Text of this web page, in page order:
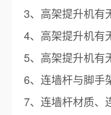
3、高架提升机有
4、高架提升机有
5、高架提升机有
6、连墙杆与脚手
7、连墙杆材质、